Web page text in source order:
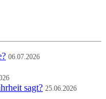
06.07.2026
sagt? 25.06.2026